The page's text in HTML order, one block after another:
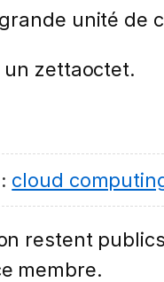
unité de
un zettaoctet.
cloud
restent
membre.